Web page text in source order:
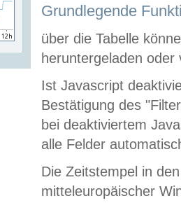
Grundlegende
über die Tabelle
heruntergeladen oder
Ist Javascript
Bestätigung des
bei deaktiviertem
alle Felder
Die Zeitstempel in
mitteleuropäischer